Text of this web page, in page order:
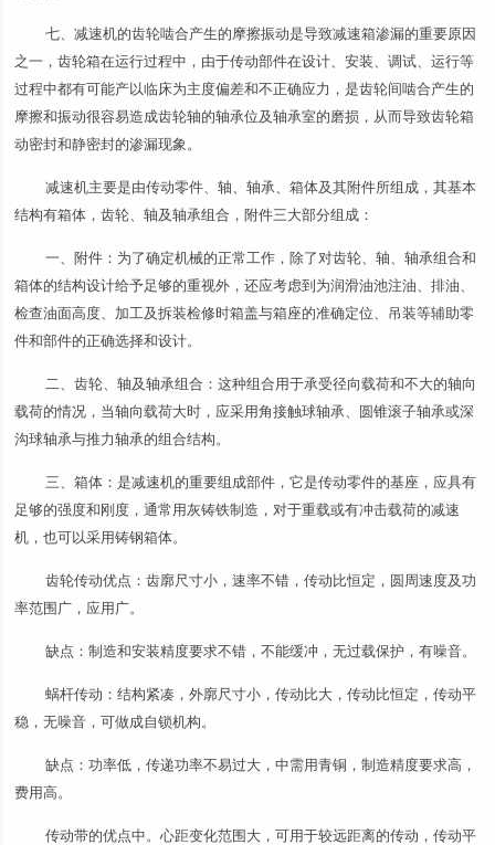
七、减速机的齿轮啮合产生的摩擦振动是导致减速箱渗漏的重要原因
之一，齿轮箱在运行过程中，由于传动部件在设计、安装、调试、运行等
过程中都有可能产以临床为主度偏差和不正确应力，是齿轮间啮合产生的
摩擦和振动很容易造成齿轮轴的轴承位及轴承室的磨损，从而导致齿轮箱
动密封和静密封的渗漏现象。
减速机主要是由传动零件、轴、轴承、箱体及其附件所组成，其基本
结构有箱体，齿轮、轴及轴承组合，附件三大部分组成：
一、附件：为了确定机械的正常工作，除了对齿轮、轴、轴承组合和
箱体的结构设计给予足够的重视外，还应考虑到为润滑油池注油、排油、
检查油面高度、加工及拆装检修时箱盖与箱座的准确定位、吊装等辅助零
件和部件的正确选择和设计。
二、齿轮、轴及轴承组合：这种组合用于承受径向载荷和不大的轴向
载荷的情况，当轴向载荷大时，应采用角接触球轴承、圆锥滚子轴承或深
沟球轴承与推力轴承的组合结构。
三、箱体：是减速机的重要组成部件，它是传动零件的基座，应具有
足够的强度和刚度，通常用灰铸铁制造，对于重载或有冲击载荷的减速
机，也可以采用铸钢箱体。
齿轮传动优点：齿廓尺寸小，速率不错，传动比恒定，圆周速度及功
率范围广，应用广。
缺点：制造和安装精度要求不错，不能缓冲，无过载保护，有噪音。
蜗杆传动：结构紧凑，外廓尺寸小，传动比大，传动比恒定，传动平
稳，无噪音，可做成自锁机构。
缺点：功率低，传递功率不易过大，中需用青铜，制造精度要求高，
费用高。
传动带的优点中。心距变化范围大，可用于较远距离的传动，传动平